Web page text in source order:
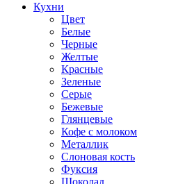
Кухни
Цвет
Белые
Черные
Желтые
Красные
Зеленые
Серые
Бежевые
Глянцевые
Кофе с молоком
Металлик
Слоновая кость
Фуксия
Шоколад